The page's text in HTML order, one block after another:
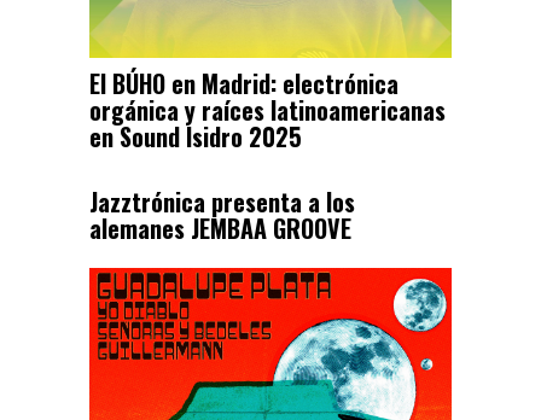
El BÚHO en Madrid: electrónica
orgánica y raíces latinoamericanas
en Sound Isidro 2025
Jazztrónica presenta a los
alemanes JEMBAA GROOVE